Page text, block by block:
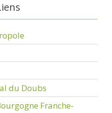
du Doubs
Franche-